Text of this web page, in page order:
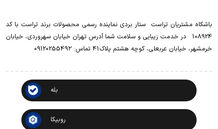
باشکاه مشتریان تراست ‌ ‌ستار بردی نماینده رسمی محصولات برند تراست با کد
108924 ‌ ‌ در خدمت زیبایی و سلامت شما آدرس تهران خیابان سهروردی، خیابان
خرمشهر، خیابان عربعلی، کوچه هشتم پلاک41 تماس: 0912025549۲
بله
روبیکا